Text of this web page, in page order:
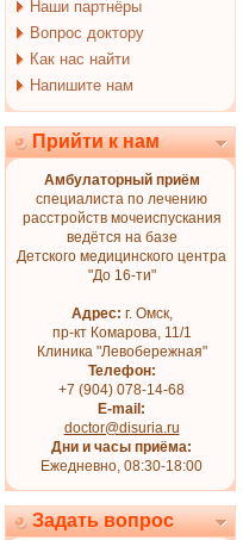
Наши партнёры
Вопрос доктору
Как нас найти
Напишите нам
Прийти к нам
Амбулаторный приём
специалиста по лечению
расстройств мочеиспускания
ведётся на базе
Детского медицинского центра
"До 16-ти"
Адрес: г. Омск,
пр-кт Комарова, 11/1
Клиника "Левобережная"
Телефон:
+7 (904) 078-14-68
E-mail:
doctor@disuria.ru
Дни и часы приёма:
Ежедневно, 08:30-18:00
Задать вопрос